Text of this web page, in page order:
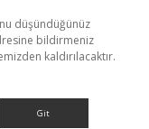
düşündüğünüz
bildirmeniz
kaldırılacaktır.